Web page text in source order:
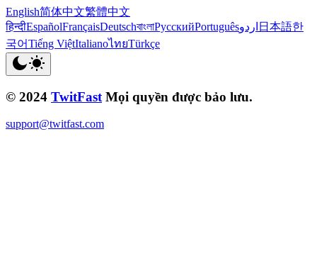
English简体中文繁體中文
हिन्दीEspañolFrançaisDeutschবাংলাРусскийPortuguêsاردو 日本語한
국어Tiếng ViệtItalianoไทยTürkçe
© 2024 TwitFast Mọi quyền được bảo lưu.
support@twitfast.com